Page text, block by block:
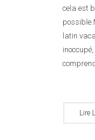
cela est
latin
Lire